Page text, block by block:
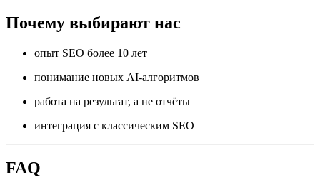
Почему выбирают нас
опыт SEO более 10 лет
понимание новых AI-алгоритмов
работа на результат, а не отчёты
интеграция с классическим SEO
FAQ